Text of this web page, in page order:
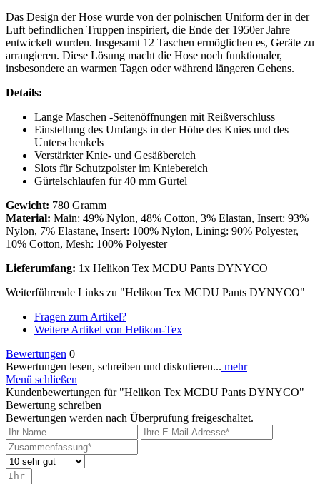
Das Design der Hose wurde von der polnischen Uniform der in der
Luft befindlichen Truppen inspiriert, die Ende der 1950er Jahre
entwickelt wurden. Insgesamt 12 Taschen ermöglichen es, Geräte zu
arrangieren. Diese Lösung macht die Hose noch funktionaler,
insbesondere an warmen Tagen oder während längeren Gehens.
Details:
Lange Maschen -Seitenöffnungen mit Reißverschluss
Einstellung des Umfangs in der Höhe des Knies und des
Unterschenkels
Verstärkter Knie- und Gesäßbereich
Slots für Schutzpolster im Kniebereich
Gürtelschlaufen für 40 mm Gürtel
Gewicht: 780 Gramm
Material: Main: 49% Nylon, 48% Cotton, 3% Elastan, Insert: 93%
Nylon, 7% Elastane, Insert: 100% Nylon, Lining: 90% Polyester,
10% Cotton, Mesh: 100% Polyester
Lieferumfang: 1x Helikon Tex MCDU Pants DYNYCO
Weiterführende Links zu "Helikon Tex MCDU Pants DYNYCO"
Fragen zum Artikel?
Weitere Artikel von Helikon-Tex
Bewertungen 0
Bewertungen lesen, schreiben und diskutieren... mehr
Menü schließen
Kundenbewertungen für "Helikon Tex MCDU Pants DYNYCO"
Bewertung schreiben
Bewertungen werden nach Überprüfung freigeschaltet.